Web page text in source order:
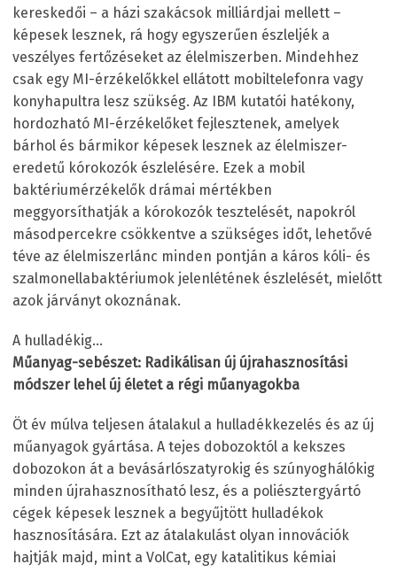
kereskedői – a házi szakácsok milliárdjai mellett –
képesek lesznek, rá hogy egyszerűen észleljék a
veszélyes fertőzéseket az élelmiszerben. Mindehhez
csak egy MI-érzékelőkkel ellátott mobiltelefonra vagy
konyhapultra lesz szükség. Az IBM kutatói hatékony,
hordozható MI-érzékelőket fejlesztenek, amelyek
bárhol és bármikor képesek lesznek az élelmiszer-
eredetű kórokozók észlelésére. Ezek a mobil
baktériumérzékelők drámai mértékben
meggyorsíthatják a kórokozók tesztelését, napokról
másodpercekre csökkentve a szükséges időt, lehetővé
téve az élelmiszerlánc minden pontján a káros kóli- és
szalmonellabaktériumok jelenlétének észlelését, mielőtt
azok járványt okoznának.
A hulladékig…
Műanyag-sebészet: Radikálisan új újrahasznosítási
módszer lehel új életet a régi műanyagokba
Öt év múlva teljesen átalakul a hulladékkezelés és az új
műanyagok gyártása. A tejes dobozoktól a kekszes
dobozokon át a bevásárlószatyrokig és szúnyoghálókig
minden újrahasznosítható lesz, és a poliésztergyártó
cégek képesek lesznek a begyűjtött hulladékok
hasznosítására. Ezt az átalakulást olyan innovációk
hajtják majd, mint a VolCat, egy katalitikus kémiai